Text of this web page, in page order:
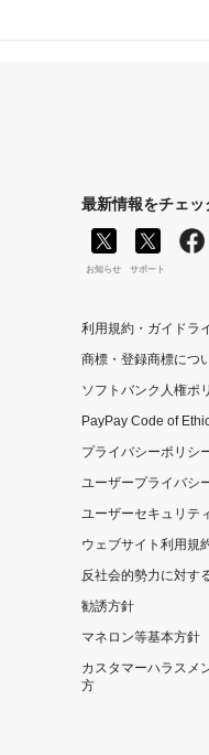
最新情報をチェッ
お知らせ サポート
利用規約・ガイドラ
商標・登録商標につ
ソフトバンク人権ポ
PayPay Code of
プライバシーポリシ
ユーザープライバシ
ユーザーセキュリテ
ウェブサイト利用規
反社会的勢力に対す
勧誘方針
マネロン等基本方針
カスタマーハラスメ
方